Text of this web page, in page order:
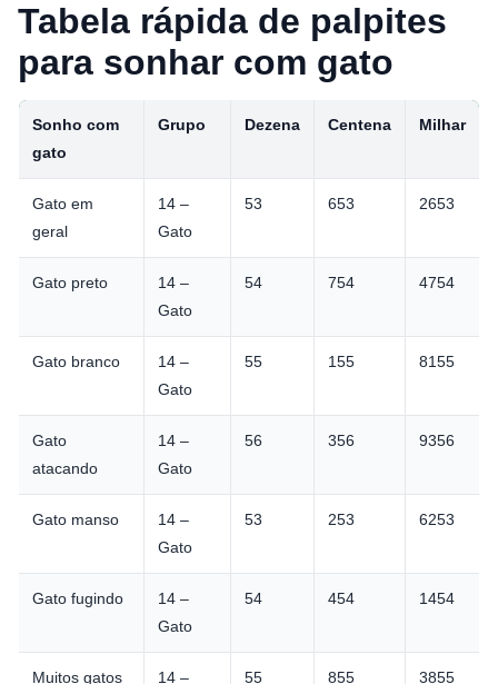
Tabela rápida de palpites
para sonhar com gato
Sonho com
gato
Grupo Dezena Centena Milhar
Gato em
geral
14 –
Gato
53 653 2653
Gato preto
14 –
Gato
54 754 4754
Gato branco
14 –
Gato
55 155 8155
Gato
atacando
14 –
Gato
56 356 9356
Gato manso
14 –
Gato
53 253 6253
Gato fugindo
14 –
Gato
54 454 1454
Muitos gatos 14 – 55 855 3855